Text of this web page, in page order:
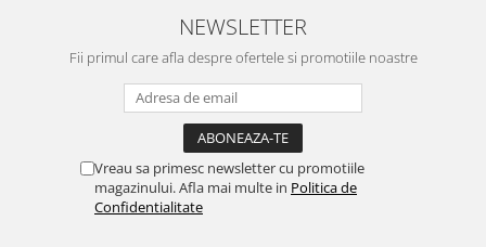
NEWSLETTER
Fii primul care afla despre ofertele si promotiile noastre
Vreau sa primesc newsletter cu promotiile
magazinului. Afla mai multe in Politica de
Confidentialitate